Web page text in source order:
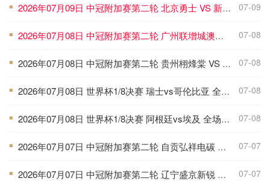
■ 2026年07月09日 中冠附加赛第二轮 北京勇士 VS 新疆金盾 全场录像 07-09
■ 2026年07月08日 中冠附加赛第二轮 广州联增城澳体 VS 重庆瀚达 全场录像 07-08
■ 2026年07月08日 中冠附加赛第二轮 贵州栩烽棠 VS 广州黄埔志诚 全场录像 07-08
■ 2026年07月08日 世界杯1/8决赛 瑞士vs哥伦比亚 全场录像 07-08
■ 2026年07月08日 世界杯1/8决赛 阿根廷vs埃及 全场录像 07-08
■ 2026年07月07日 中冠附加赛第二轮 自贡弘祥电碳 VS 大连聚惺晟恒 全场录像 07-07
■ 2026年07月07日 中冠附加赛第二轮 辽宁盛京新锐 VS 上海泽天 全场录像 07-07